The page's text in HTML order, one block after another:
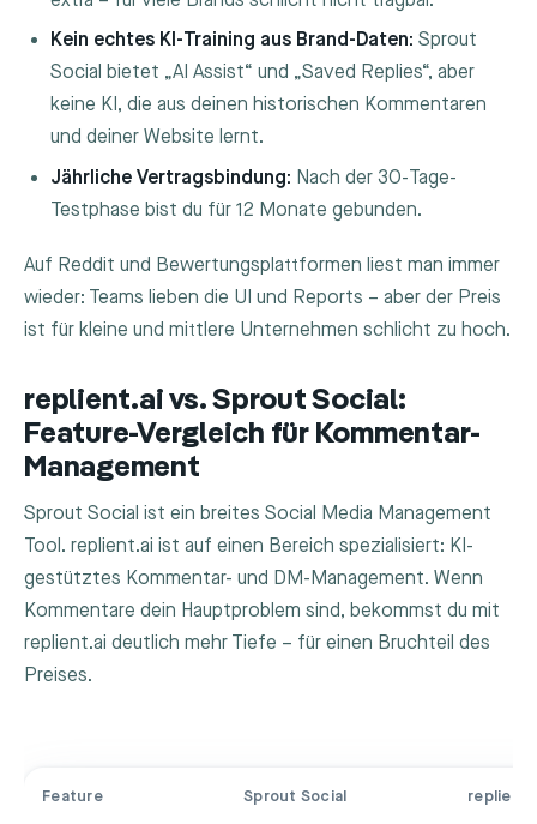
Kein echtes KI-Training aus Brand-Daten: Sprout
Social bietet „AI Assist“ und „Saved Replies“, aber
keine KI, die aus deinen historischen Kommentaren
und deiner Website lernt.
Jährliche Vertragsbindung: Nach der 30-Tage-
Testphase bist du für 12 Monate gebunden.
Auf Reddit und Bewertungsplattformen liest man immer
wieder: Teams lieben die UI und Reports – aber der Preis
ist für kleine und mittlere Unternehmen schlicht zu hoch.
replient.ai vs. Sprout Social:
Feature-Vergleich für Kommentar-
Management
Sprout Social ist ein breites Social Media Management
Tool. replient.ai ist auf einen Bereich spezialisiert: KI-
gestütztes Kommentar- und DM-Management. Wenn
Kommentare dein Hauptproblem sind, bekommst du mit
replient.ai deutlich mehr Tiefe – für einen Bruchteil des
Preises.
Feature Sprout Social